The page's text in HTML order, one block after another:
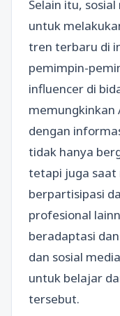
Selain itu,
untuk
tren terbaru di
pemimpin-
influencer di
memungkinkan
dengan
tidak hanya
tetapi juga saat
berpartisipasi
profesional
beradaptasi
dan sosial
untuk belajar
tersebut.